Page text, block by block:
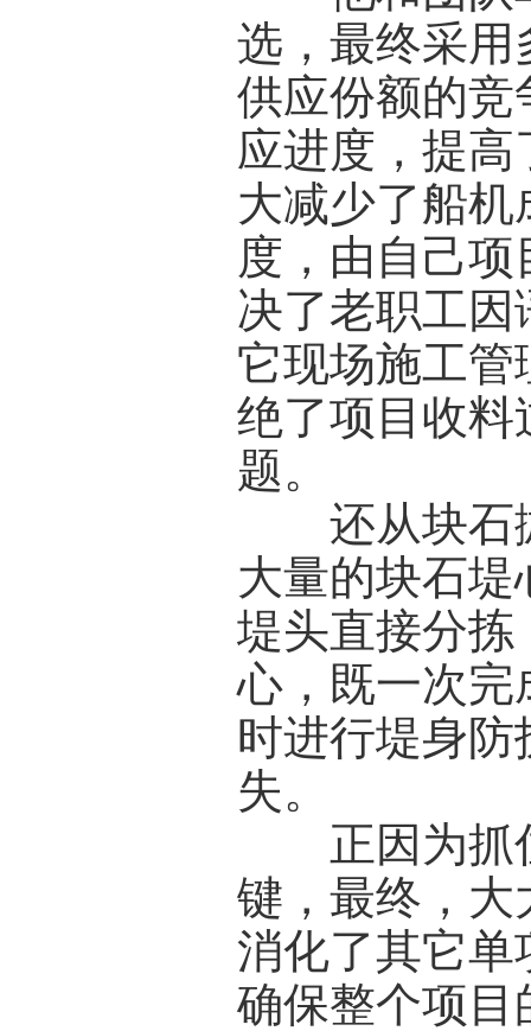
选，最终采用
供应份额的竞
应进度，提
大减少了船
度，由自己
决了老职工
它现场施工
绝了项目收料
题。
还从块石抛
大量的块石
堤头直接分拣
心，既一次完
时进行堤身
失。
正因为抓住
键，最终，大
消化了其它
确保整个项目